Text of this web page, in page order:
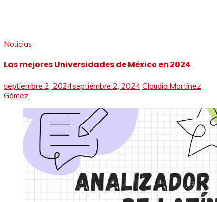
Noticias
Las mejores Universidades de México en 2024
septiembre 2, 2024septiembre 2, 2024 Claudia Martínez
Gómez